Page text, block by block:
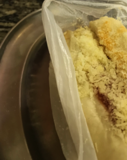
é
a
melhor
pedida
para
uma
quarta-